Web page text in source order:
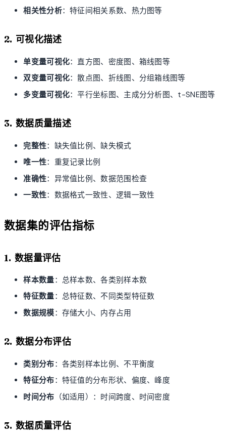
相关性分析：特征间相关系数、热力图等
2. 可视化描述
单变量可视化：直方图、密度图、箱线图等
双变量可视化：散点图、折线图、分组箱线图等
多变量可视化：平行坐标图、主成分分析图、t-SNE图等
3. 数据质量描述
完整性：缺失值比例、缺失模式
唯一性：重复记录比例
准确性：异常值比例、数据范围检查
一致性：数据格式一致性、逻辑一致性
数据集的评估指标
1. 数据量评估
样本数量：总样本数、各类别样本数
特征数量：总特征数、不同类型特征数
数据规模：存储大小、内存占用
2. 数据分布评估
类别分布：各类别样本比例、不平衡度
特征分布：特征值的分布形状、偏度、峰度
时间分布 （如适用）：时间跨度、时间密度
3. 数据质量评估